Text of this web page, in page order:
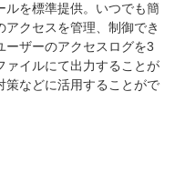
ルを標準提供。いつでも簡
アクセスを管理、制御でき
ーザーのアクセスログを3
ァイルにて出力することが
策などに活用することがで